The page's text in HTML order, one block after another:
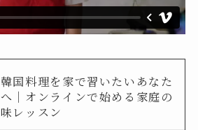
韓国料理を家で習いたいあなた
へ｜オンラインで始める家庭の
味レッスン